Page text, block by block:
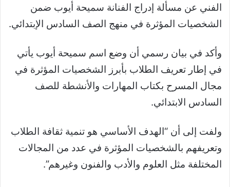
الفني عن مسألة إدراج الفنانة سميحة أيوب ضمن
الشخصيات المؤثرة في منهج الصف السادس الإبتدائي.
وأكد في بيان رسمي أن وضع اسم سميحة أيوب يأتي
في إطار تعريف الطلاب بأبرز الشخصيات المؤثرة في
مجال المسرح بكتاب المهارات والأنشطة للصف
السادس الابتدائي.
ولفت إلى أن “الهدف الأساسي هو تنمية ثقافة الطلاب
وتعريفهم بالشخصيات المؤثرة في عدد من المجالات
المختلفة مثل العلوم والأدب والفنون وغيرهم”.